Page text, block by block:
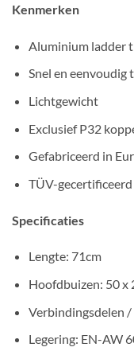
Kenmerken
Aluminium ladder
Snel en eenvoudig
Lichtgewicht
Exclusief P32
Gefabriceerd in
TÜV-gecertificeerd
Specificaties
Lengte: 71cm
Hoofdbuizen: 50 x
Verbindingsdelen
Legering: EN-AW